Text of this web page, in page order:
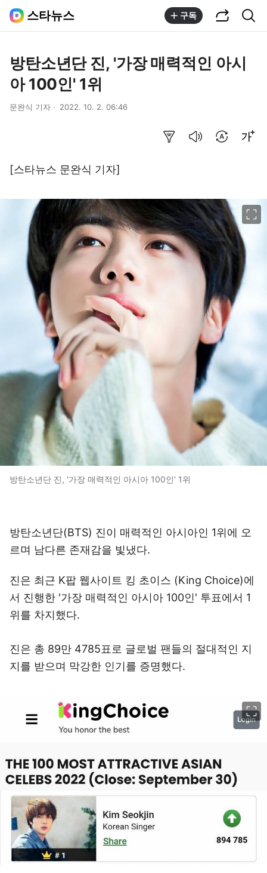
스타뉴스 구독
방탄소년단 진, '가장 매력적인 아시
아 100인' 1위
문완식 기자 2022. 10. 2. 06:46
[스타뉴스 문완식 기자]
방탄소년단 진, '가장 매력적인 아시아 100인' 1위
방탄소년단(BTS) 진이 매력적인 아시아인 1위에 오
르며 남다른 존재감을 빛냈다.
진은 최근 K팝 웹사이트 킹 초이스 (King Choice)에
서 진행한 '가장 매력적인 아시아 100인' 투표에서 1
위를 차지했다.
진은 총 89만 4785표로 글로벌 팬들의 절대적인 지
지를 받으며 막강한 인기를 증명했다.